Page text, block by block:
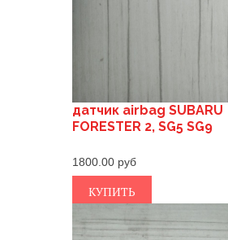
датчик airbag SUBARU
FORESTER 2, SG5 SG9
1800.00
КУПИТЬ